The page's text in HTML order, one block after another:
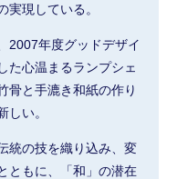
実現している。
2007年度グッドデザイ
た心温まるランプシェ
骨と手漉き和紙の作り
しい。
統の技を織り込み、変
ともに、「和」の潜在